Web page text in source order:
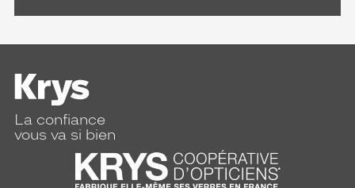
La confiance
vous va si bien